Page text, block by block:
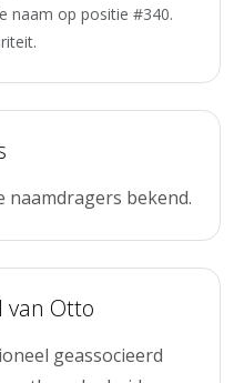
naam op positie #340.
naamdragers bekend.
van Otto
geassocieerd